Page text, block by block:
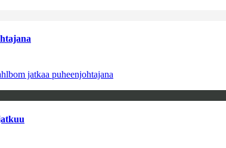
jatkaa puheenjohtajana